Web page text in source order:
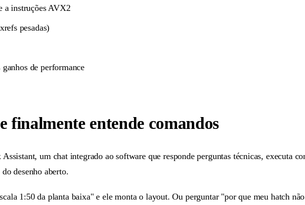
a instruções AVX2
pesadas)
de performance
entende comandos
um chat integrado ao software que responde perguntas técnicas, executa
desenho aberto.
1:50 da planta baixa" e ele monta o layout. Ou perguntar "por que meu hatch não